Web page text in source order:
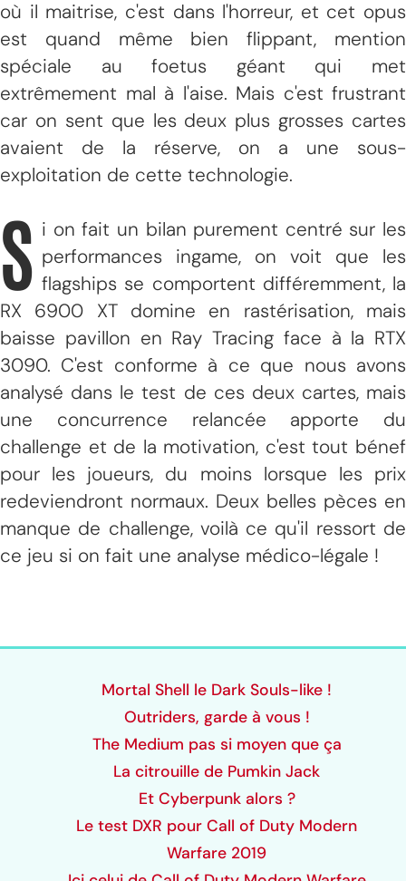
où il maitrise, c'est dans l'horreur, et cet opus
est quand même bien flippant, mention
spéciale au foetus géant qui met
extrêmement mal à l'aise. Mais c'est frustrant
car on sent que les deux plus grosses cartes
avaient de la réserve, on a une sous-
exploitation de cette technologie.
S i on fait un bilan purement centré sur les
performances ingame, on voit que les
flagships se comportent différemment, la
RX 6900 XT domine en rastérisation, mais
baisse pavillon en Ray Tracing face à la RTX
3090. C'est conforme à ce que nous avons
analysé dans le test de ces deux cartes, mais
une concurrence relancée apporte du
challenge et de la motivation, c'est tout bénef
pour les joueurs, du moins lorsque les prix
redeviendront normaux. Deux belles pèces en
manque de challenge, voilà ce qu'il ressort de
ce jeu si on fait une analyse médico-légale !
Mortal Shell le Dark Souls-like !
Outriders, garde à vous !
The Medium pas si moyen que ça
La citrouille de Pumkin Jack
Et Cyberpunk alors ?
Le test DXR pour Call of Duty Modern
Warfare 2019